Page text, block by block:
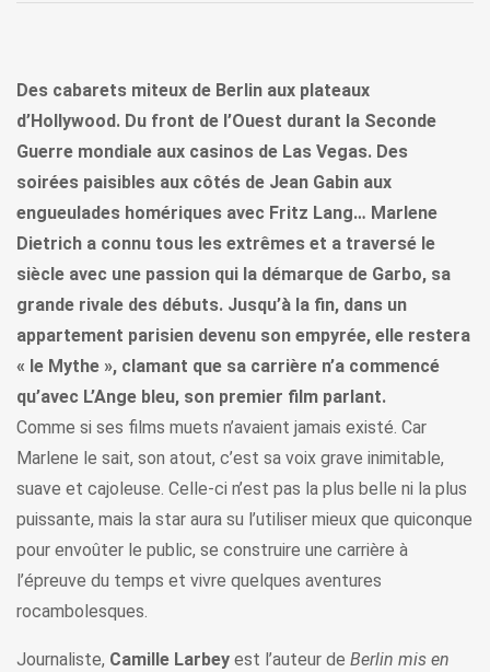
Des cabarets miteux de Berlin aux plateaux
d’Hollywood. Du front de l’Ouest durant la Seconde
Guerre mondiale aux casinos de Las Vegas. Des
soirées paisibles aux côtés de Jean Gabin aux
engueulades homériques avec Fritz Lang… Marlene
Dietrich a connu tous les extrêmes et a traversé le
siècle avec une passion qui la démarque de Garbo, sa
grande rivale des débuts. Jusqu’à la fin, dans un
appartement parisien devenu son empyrée, elle restera
« le Mythe », clamant que sa carrière n’a commencé
qu’avec L’Ange bleu, son premier film parlant.
Comme si ses films muets n’avaient jamais existé. Car
Marlene le sait, son atout, c’est sa voix grave inimitable,
suave et cajoleuse. Celle-ci n’est pas la plus belle ni la plus
puissante, mais la star aura su l’utiliser mieux que quiconque
pour envoûter le public, se construire une carrière à
l’épreuve du temps et vivre quelques aventures
rocambolesques.
Journaliste, Camille Larbey est l’auteur de Berlin mis en